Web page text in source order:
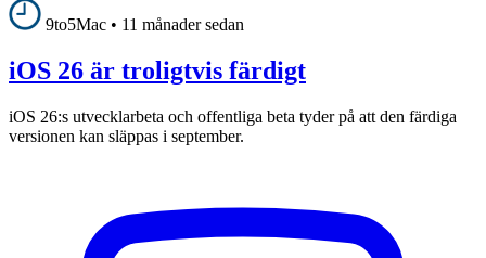
9to5Mac • 11 månader sedan
iOS 26 är troligtvis färdigt
iOS 26:s utvecklarbeta och offentliga beta tyder på att den färdiga
versionen kan släppas i september.